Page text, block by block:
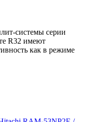
системы серии
R32 имеют
как в режиме